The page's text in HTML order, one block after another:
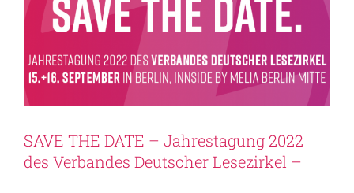
SAVE THE DATE – Jahrestagung 2022
des Verbandes Deutscher Lesezirkel –